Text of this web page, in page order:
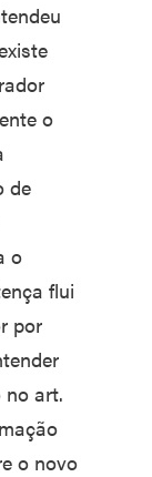
o
de
o
flui
por
no art.
o novo